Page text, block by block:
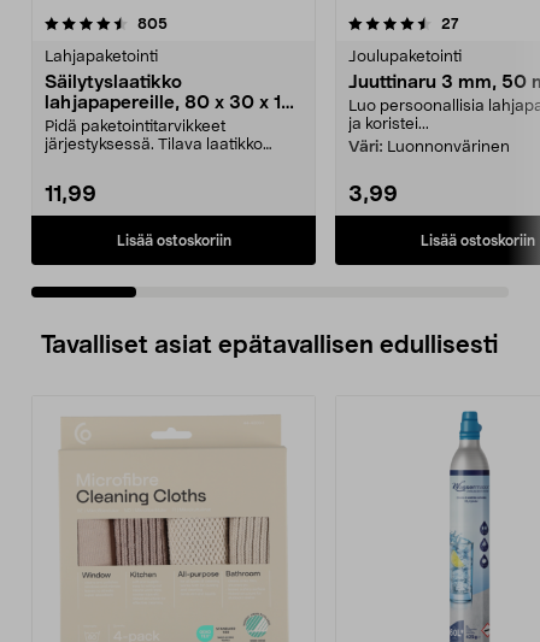
805arvostelut
Lahjapaketointi
Säilytyslaatikko
lahjapapereille, 80 x 30 x 12
cm
Pidä paketointitarvikkeet
järjestyksessä. Tilava laatikko
11,99
Lisää ostoskoriin
4.5 viidestä
27arvostelut
Joulupaketointi
Juuttinaru 3 mm, 50
Luo persoonallisia
ja koristei...
Väri: Luonnonvärinen
3,99
Lisää ostoskoriin
4.0 viidestä
Tavalliset asiat epätavallisen edullisesti